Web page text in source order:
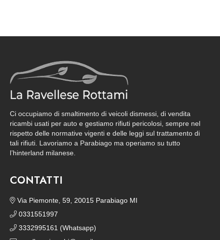
Ci occupiamo di smaltimento di veicoli dismessi, di vendita
ricambi usati per auto e gestiamo rifiuti pericolosi, sempre nel
rispetto delle normative vigenti e delle leggi sul trattamento di
tali rifiuti. Lavoriamo a Parabiago ma operiamo su tutto
l’hinterland milanese.
CONTATTI
Via Piemonte, 59, 20015 Parabiago MI
0331551997
3332995161 (Whatsapp)